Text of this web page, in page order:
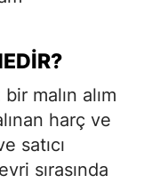
malın alım
harç ve
satıcı
sırasında